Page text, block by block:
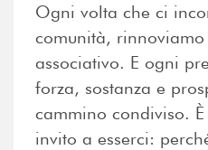
Ogni volta che ci
comunità,
associativo. E ogni
forza, sostanza e
cammino condiviso.
invito a esserci: